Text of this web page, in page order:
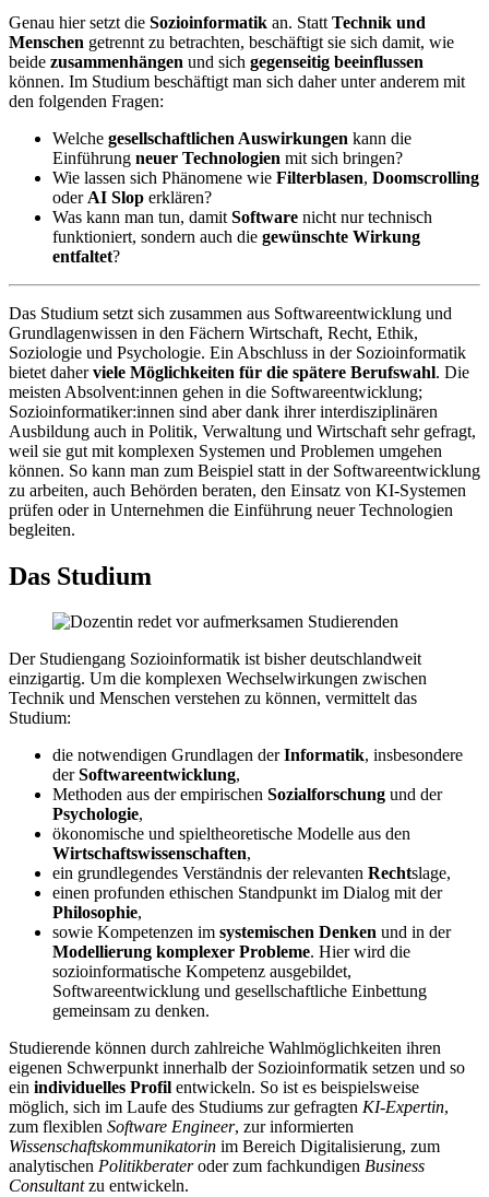
Genau hier setzt die Sozioinformatik an. Statt Technik und
Menschen getrennt zu betrachten, beschäftigt sie sich damit, wie
beide zusammenhängen und sich gegenseitig beeinflussen
können. Im Studium beschäftigt man sich daher unter anderem mit
den folgenden Fragen:
Welche gesellschaftlichen Auswirkungen kann die
Einführung neuer Technologien mit sich bringen?
Wie lassen sich Phänomene wie Filterblasen, Doomscrolling
oder AI Slop erklären?
Was kann man tun, damit Software nicht nur technisch
funktioniert, sondern auch die gewünschte Wirkung
entfaltet?
Das Studium setzt sich zusammen aus Softwareentwicklung und
Grundlagenwissen in den Fächern Wirtschaft, Recht, Ethik,
Soziologie und Psychologie. Ein Abschluss in der Sozioinformatik
bietet daherviele Möglichkeiten für die spätere Berufswahl. Die
meisten Absolvent:innen gehen in die Softwareentwicklung;
Sozioinformatiker:innen sind aber dank ihrer interdisziplinären
Ausbildung auch in Politik, Verwaltung und Wirtschaft sehr gefragt,
weil sie gut mit komplexen Systemen und Problemen umgehen
können. So kann man zum Beispiel statt in der Softwareentwicklung
zu arbeiten, auch Behörden beraten, den Einsatz von KI-Systemen
prüfen oder in Unternehmen die Einführung neuer Technologien
begleiten.
Das Studium
Der Studiengang Sozioinformatik ist bisher deutschlandweit
einzigartig. Um die komplexen Wechselwirkungen zwischen
Technik und Menschen verstehen zu können, vermittelt das
Studium:
die notwendigen Grundlagen derInformatik, insbesondere
derSoftwareentwicklung,
Methoden aus der empirischen Sozialforschung und der
Psychologie,
ökonomische und spieltheoretische Modelle aus den
Wirtschaftswissenschaften,
ein grundlegendes Verständnis der relevanten Rechtslage,
einen profunden ethischen Standpunkt im Dialog mit der
Philosophie,
sowie Kompetenzen im systemischen Denken und in der
Modellierung komplexer Probleme. Hier wird die
sozioinformatische Kompetenz ausgebildet,
Softwareentwicklung und gesellschaftliche Einbettung
gemeinsam zu denken.
Studierende können durch zahlreiche Wahlmöglichkeiten ihren
eigenen Schwerpunkt innerhalb der Sozioinformatik setzen und so
ein individuelles Profil entwickeln. So ist es beispielsweise
möglich, sich im Laufe des Studiums zur gefragten KI-Expertin,
zum flexiblen Software Engineer, zur informierten
Wissenschaftskommunikatorin im Bereich Digitalisierung, zum
analytischen Politikberateroder zum fachkundigen Business
Consultantzu entwickeln.